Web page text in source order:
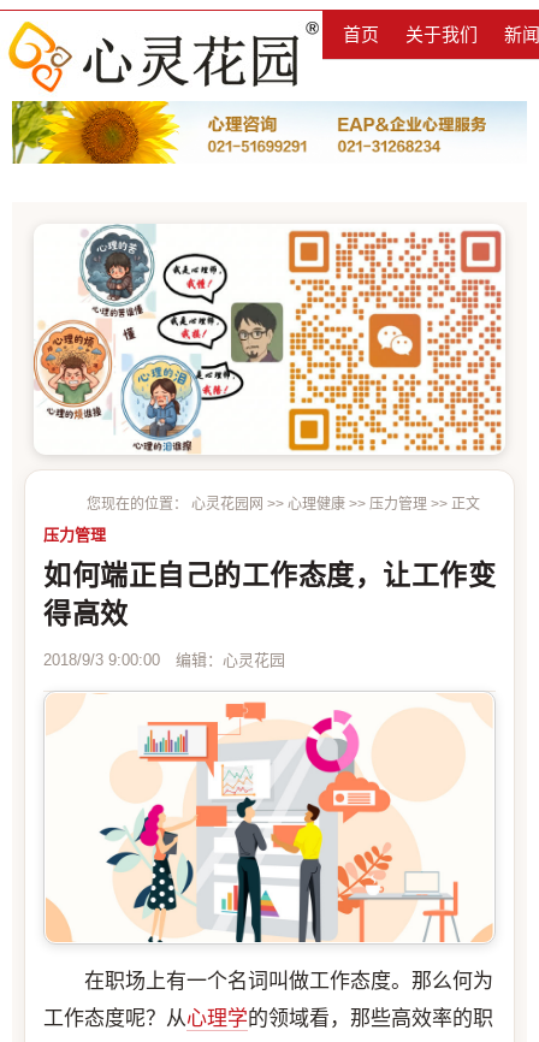
首页 关于我们 新
您现在的位置： 心灵花园网 >> 心理健康 >> 压力管理 >> 正文
压力管理
如何端正自己的工作态度，让工作变
得高效
2018/9/3 9:00:00 编辑：心灵花园
在职场上有一个名词叫做工作态度。那么何为
工作态度呢？从心理学的领域看，那些高效率的职